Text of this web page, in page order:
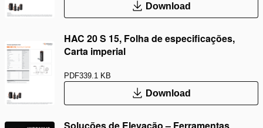
Download
HAC 20 S 15, Folha de especificações,
Carta imperial
PDF339.1 KB
Download